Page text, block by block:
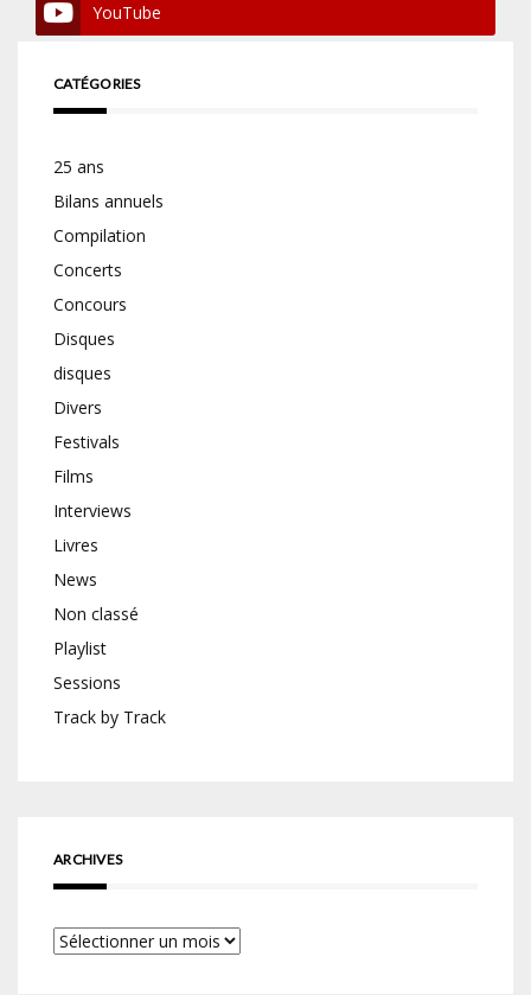
YouTube
CATÉGORIES
25 ans
Bilans annuels
Compilation
Concerts
Concours
Disques
disques
Divers
Festivals
Films
Interviews
Livres
News
Non classé
Playlist
Sessions
Track by Track
ARCHIVES
Archives